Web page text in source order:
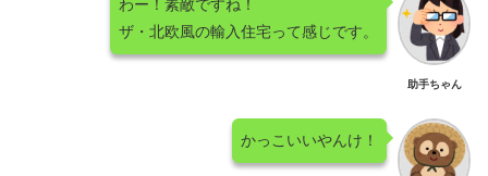
助手ちゃん
わー！素敵ですね！
ザ・北欧風の輸入住宅って感じです。
かっこいいやんけ！